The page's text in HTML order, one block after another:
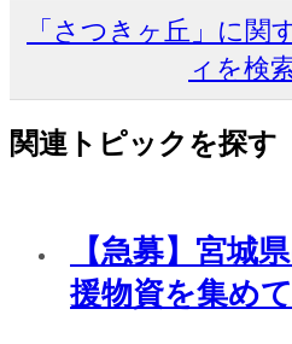
「さつきヶ丘」に関
ィを検
関連トピックを探す
【急募】宮城
援物資を集め